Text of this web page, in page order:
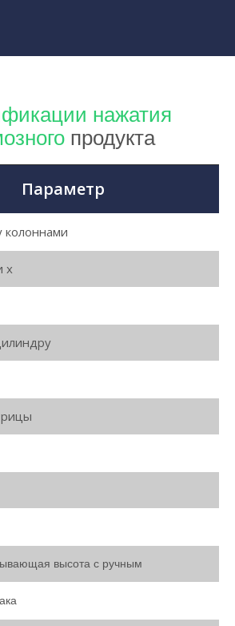
нажатия
продукта
Параметр
колоннами
x
высота с ручным